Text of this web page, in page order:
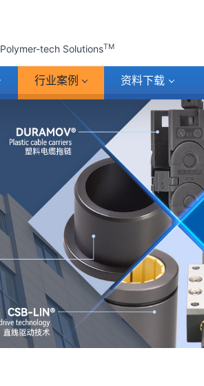
Polymer-tech SolutionsTM
行业案例 资料下载